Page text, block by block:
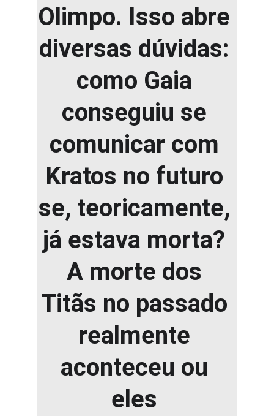
Olimpo. Isso abre
diversas dúvidas:
como Gaia
conseguiu se
comunicar com
Kratos no futuro
se, teoricamente,
já estava morta?
A morte dos
Titãs no passado
realmente
aconteceu ou
eles